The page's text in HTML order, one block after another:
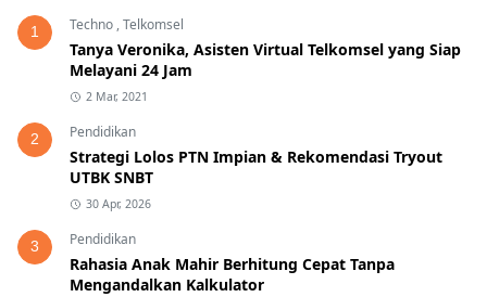
1 Techno ,Telkomsel
Tanya Veronika, Asisten Virtual Telkomsel yang Siap
Melayani 24 Jam
2 Mar, 2021
2 Pendidikan
Strategi Lolos PTN Impian & Rekomendasi Tryout
UTBK SNBT
30 Apr, 2026
3 Pendidikan
Rahasia Anak Mahir Berhitung Cepat Tanpa
Mengandalkan Kalkulator